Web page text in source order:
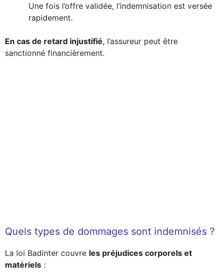
Une fois l’offre validée, l’indemnisation est versée
rapidement.
En cas de retard injustifié, l’assureur peut être
sanctionné financièrement.
Quels types de dommages sont indemnisés ?
La loi Badinter couvre les préjudices corporels et
matériels :